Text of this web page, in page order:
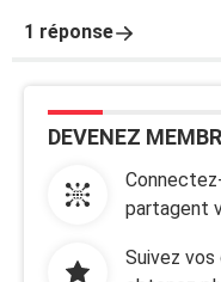
1 réponse
DEVENEZ
partagent
Suivez